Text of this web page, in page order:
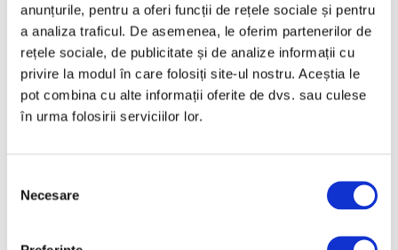
anunțurile, pentru a oferi funcții de rețele sociale și pentru
a analiza traficul. De asemenea, le oferim partenerilor de
rețele sociale, de publicitate și de analize informații cu
privire la modul în care folosiți site-ul nostru. Aceștia le
pot combina cu alte informații oferite de dvs. sau culese
în urma folosirii serviciilor lor.
consimțământului
Necesare